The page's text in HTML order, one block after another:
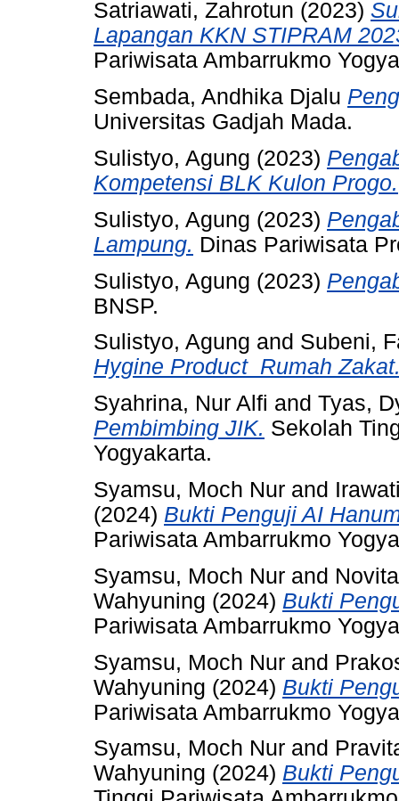
Satriawati, Zahrotun (2023)
Lapangan KKN STIPRAM
Pariwisata Ambarrukmo
Sembada, Andhika Djalu
Universitas Gadjah Mada.
Sulistyo, Agung (2023)
Kompetensi BLK Kulon Progo.
Sulistyo, Agung (2023)
Lampung. Dinas Pariwisata
Sulistyo, Agung (2023)
BNSP.
Sulistyo, Agung and Subeni,
Hygine Product_Rumah
Syahrina, Nur Alfi and Tyas,
Pembimbing JIK. Sekolah
Yogyakarta.
Syamsu, Moch Nur and
(2024) Bukti Penguji AI
Pariwisata Ambarrukmo
Syamsu, Moch Nur and
Wahyuning (2024) Bukti
Pariwisata Ambarrukmo
Syamsu, Moch Nur and
Wahyuning (2024) Bukti
Pariwisata Ambarrukmo
Syamsu, Moch Nur and
Wahyuning (2024) Bukti